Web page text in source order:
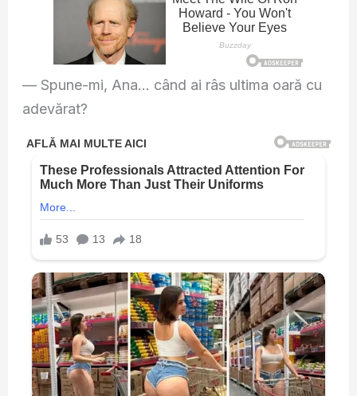
— Spune-mi, Ana… când ai râs ultima oară cu
adevărat?